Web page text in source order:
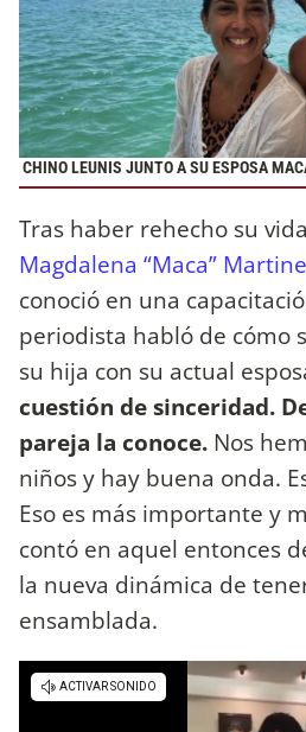
CHINO LEUNIS JUNTO A SU ESPOSA
Tras haber rehecho su
Magdalena “Maca”
conoció en una
periodista habló de cómo
su hija con su actual
cuestión de sinceridad.
pareja la conoce. Nos
niños y hay buena onda.
Eso es más importante y
contó en aquel entonces
la nueva dinámica de
ensamblada.